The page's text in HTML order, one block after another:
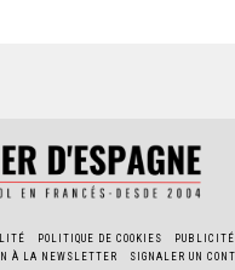
POLITIQUE DE COOKIES
À LA NEWSLETTER
SIGNALER UN